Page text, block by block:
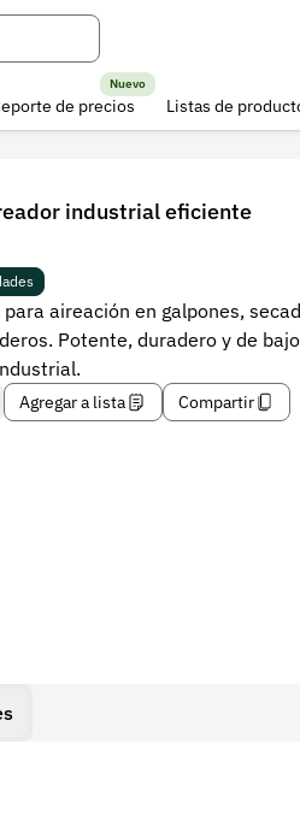
de precios
Nuevo
Listas de
industrial eficiente
aireación en galpones,
Potente, duradero y de bajo
Agregar a lista Compartir